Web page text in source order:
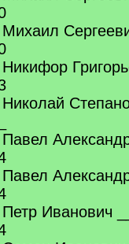
Иванович